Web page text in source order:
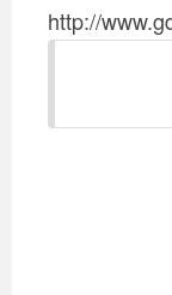
http://